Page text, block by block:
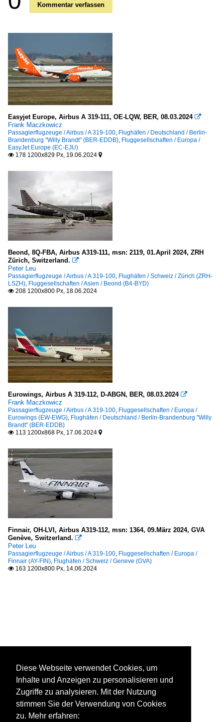
Kommentar verfassen
Easyjet Europe, Airbus A 319-111, OE-LQW, BER, 08.03.2024 
Frank Maczkowicz
Passagierflugzeuge / Airbus / A 319-100, Flughäfen / Deutschland / Berlin-
Brandenburg "Willy Brandt" (BER-EDDB), Fluggesellschaften / Europa /
EasyJet Europe (EC-EJU)
 178 1200x829 Px, 19.06.2024 
Beond, 8Q-FBA, Airbus A319-111, msn: 2119, 01.April 2024, ZRH
Zürich, Switzerland. 
Peter Leu
Passagierflugzeuge / Airbus / A 319-100, Flughäfen / Schweiz / Zürich (ZRH-
LSZH), Fluggesellschaften / Asien / Beond (B4-BYD)
 208 1200x800 Px, 18.06.2024
Eurowings, Airbus A 319-112, D-ABGN, BER, 08.03.2024 
Frank Maczkowicz
Passagierflugzeuge / Airbus / A 319-100, Fluggesellschaften / Europa /
Eurowings (EW-EWG), Flughäfen / Deutschland / Berlin-Brandenburg "Willy
Brandt" (BER-EDDB)
 113 1200x868 Px, 17.06.2024 
Finnair, OH-LVI, Airbus A319-112, msn: 1364, 09.März 2024, GVA
Genève, Switzerland. 
Peter Leu
Passagierflugzeuge / Airbus / A 319-100, Fluggesellschaften / Europa /
Finnair (AY-FIN), Flughäfen / Schweiz / Geneve (GVA)
 163 1200x800 Px, 14.06.2024
Diese Webseite verwendet Cookies, um
Inhalte und Anzeigen zu personalisieren und
Zugriffe zu analysieren. Mit der Nutzung
stimmen Sie der Verwendung von Cookies
zu. Mehr erfahren: